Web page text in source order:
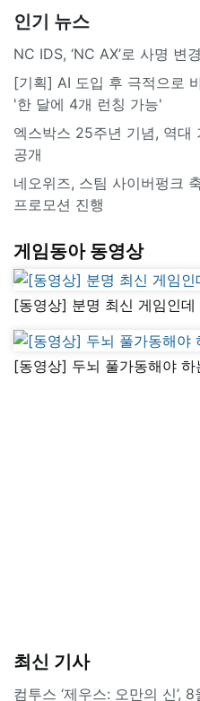
인기 뉴스
NC IDS, ‘NC AX’로 사명 변
[기획] AI 도입 후 극적으로
'한 달에 4개 런칭 가능'
엑스박스 25주년 기념, 역대
공개
네오위즈, 스팀 사이버펑크
프로모션 진행
게임동아 동영상
[동영상] 분명 최신 게임인
[동영상] 두뇌 풀가동해야 하
최신 기사
컴투스 ‘제우스: 오만의 신’,